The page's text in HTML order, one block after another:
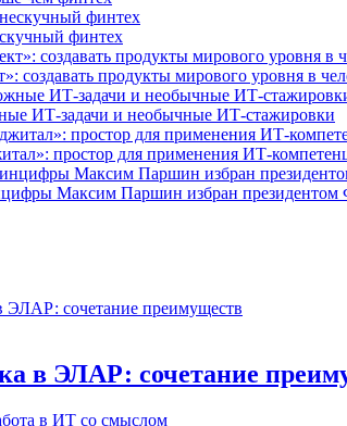
финтех
создавать продукты мирового уровня в
ИТ‑задачи и необычные ИТ‑стажировки
простор для применения ИТ-
Максим Паршин избран президентом
в ЭЛАР: сочетание